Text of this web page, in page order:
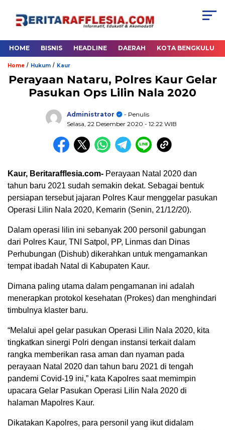
HOME BISNIS HEADLINE DAERAH KOTA BENGKULU
Home / Hukum / Kaur
Perayaan Nataru, Polres Kaur Gelar
Pasukan Ops Lilin Nala 2020
Administrator
- Penulis
Selasa, 22 Desember 2020 - 12:22 WIB
Kaur, Beritarafflesia.com- Perayaan Natal 2020 dan
tahun baru 2021 sudah semakin dekat. Sebagai bentuk
persiapan tersebut jajaran Polres Kaur menggelar pasukan
Operasi Lilin Nala 2020, Kemarin (Senin, 21/12/20).
Dalam operasi lilin ini sebanyak 200 personil gabungan
dari Polres Kaur, TNI Satpol, PP, Linmas dan Dinas
Perhubungan (Dishub) dikerahkan untuk mengamankan
tempat ibadah Natal di Kabupaten Kaur.
Dimana paling utama dalam pengamanan ini adalah
menerapkan protokol kesehatan (Prokes) dan menghindari
timbulnya klaster baru.
“Melalui apel gelar pasukan Operasi Lilin Nala 2020, kita
tingkatkan sinergi Polri dengan instansi terkait dalam
rangka memberikan rasa aman dan nyaman pada
perayaan Natal 2020 dan tahun baru 2021 di tengah
pandemi Covid-19 ini,” kata Kapolres saat memimpin
upacara Gelar Pasukan Operasi Lilin Nala 2020 di
halaman Mapolres Kaur.
Dikatakan Kapolres, para personil yang ikut didalam